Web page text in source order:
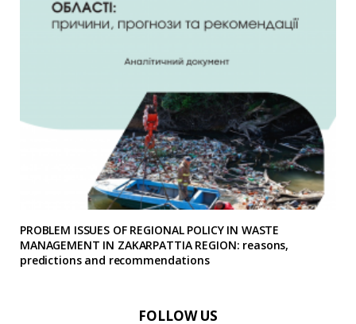
PROBLEM ISSUES OF REGIONAL POLICY IN WASTE
MANAGEMENT IN ZAKARPATTIA REGION: reasons,
predictions and recommendations
FOLLOW US